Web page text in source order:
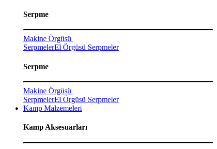
Serpme
Makine Örgüsü
SerpmelerEl Örgüsü Serpmeler
Serpme
Makine Örgüsü
SerpmelerEl Örgüsü Serpmeler
Kamp Malzemeleri
Kamp Aksesuarları